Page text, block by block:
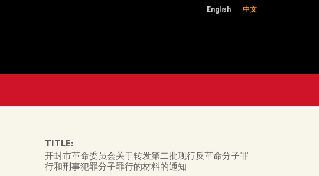
English 中文
TITLE:
开封市革命委员会关于转发第二批现行反革命分子罪
行和刑事犯罪分子罪行的材料的通知